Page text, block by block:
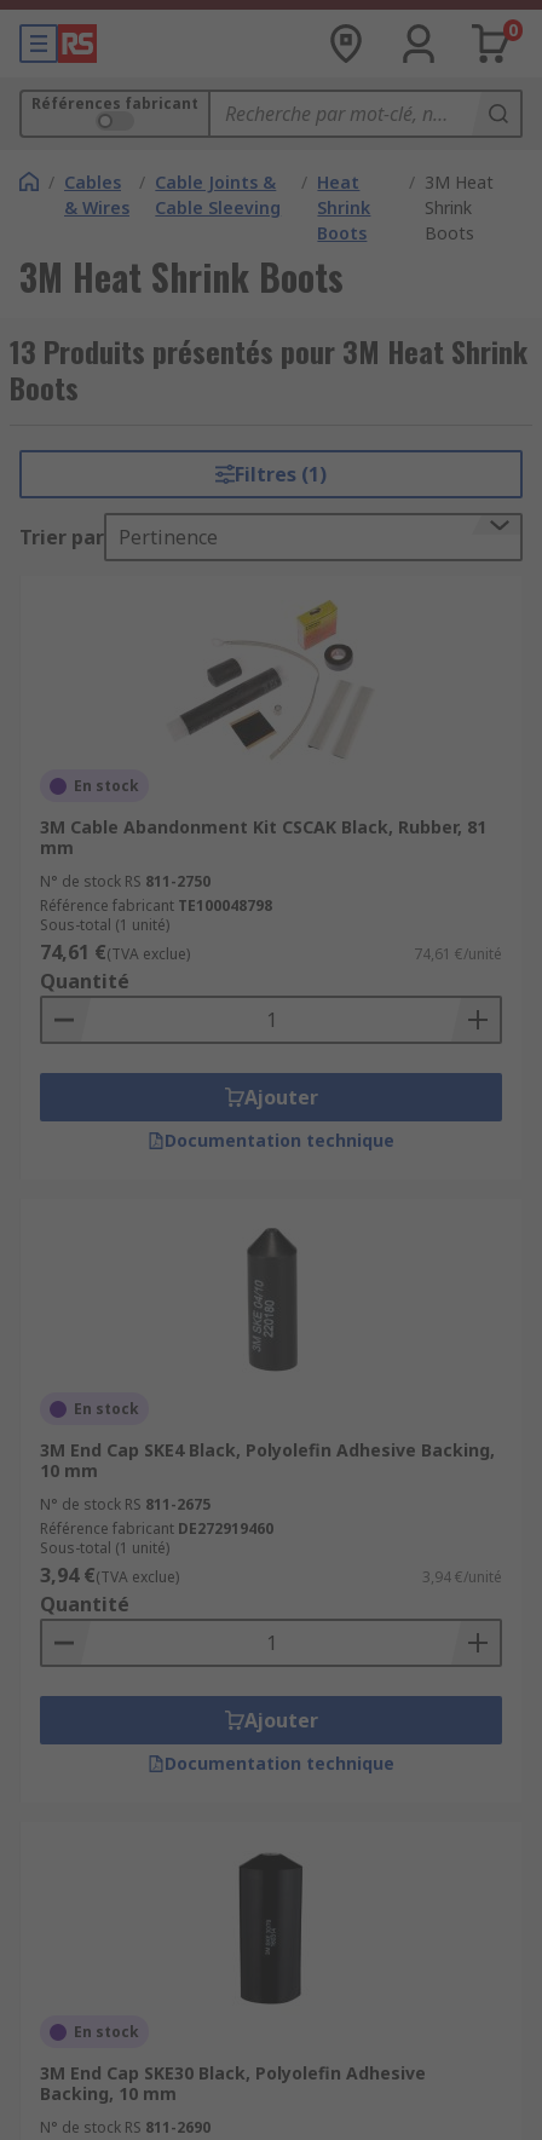
0
Références fabricant
/ Cables
& Wires
/ Cable Joints &
Cable Sleeving
/ Heat
Shrink
Boots
/ 3M Heat
Shrink
Boots
3M Heat Shrink Boots
13 Produits présentés pour 3M Heat Shrink
Boots
Filtres (1)
Trier par Pertinence
En stock
3M Cable Abandonment Kit CSCAK Black, Rubber, 81
mm
N° de stock RS 811-2750
Référence fabricant TE100048798
Sous-total (1 unité)
74,61 €(TVA exclue) 74,61 €/unité
Quantité
Ajouter
Documentation technique
En stock
3M End Cap SKE4 Black, Polyolefin Adhesive Backing,
10 mm
N° de stock RS 811-2675
Référence fabricant DE272919460
Sous-total (1 unité)
3,94 €(TVA exclue) 3,94 €/unité
Quantité
Ajouter
Documentation technique
En stock
3M End Cap SKE30 Black, Polyolefin Adhesive
Backing, 10 mm
N° de stock RS 811-2690